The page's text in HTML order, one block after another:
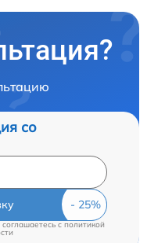
со
cполитикой